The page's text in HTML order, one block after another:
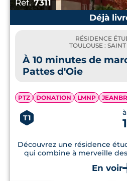
Réf.7311
Déjà
RÉSIDENCE
TOULOUSE :
À 10 minutes de
Pattes d'Oie
PTZ DONATION LMNP
T1
Découvrez une résidence
qui combine à merveille
gamme, un espace vert
aménagé, ainsi qu'une salle